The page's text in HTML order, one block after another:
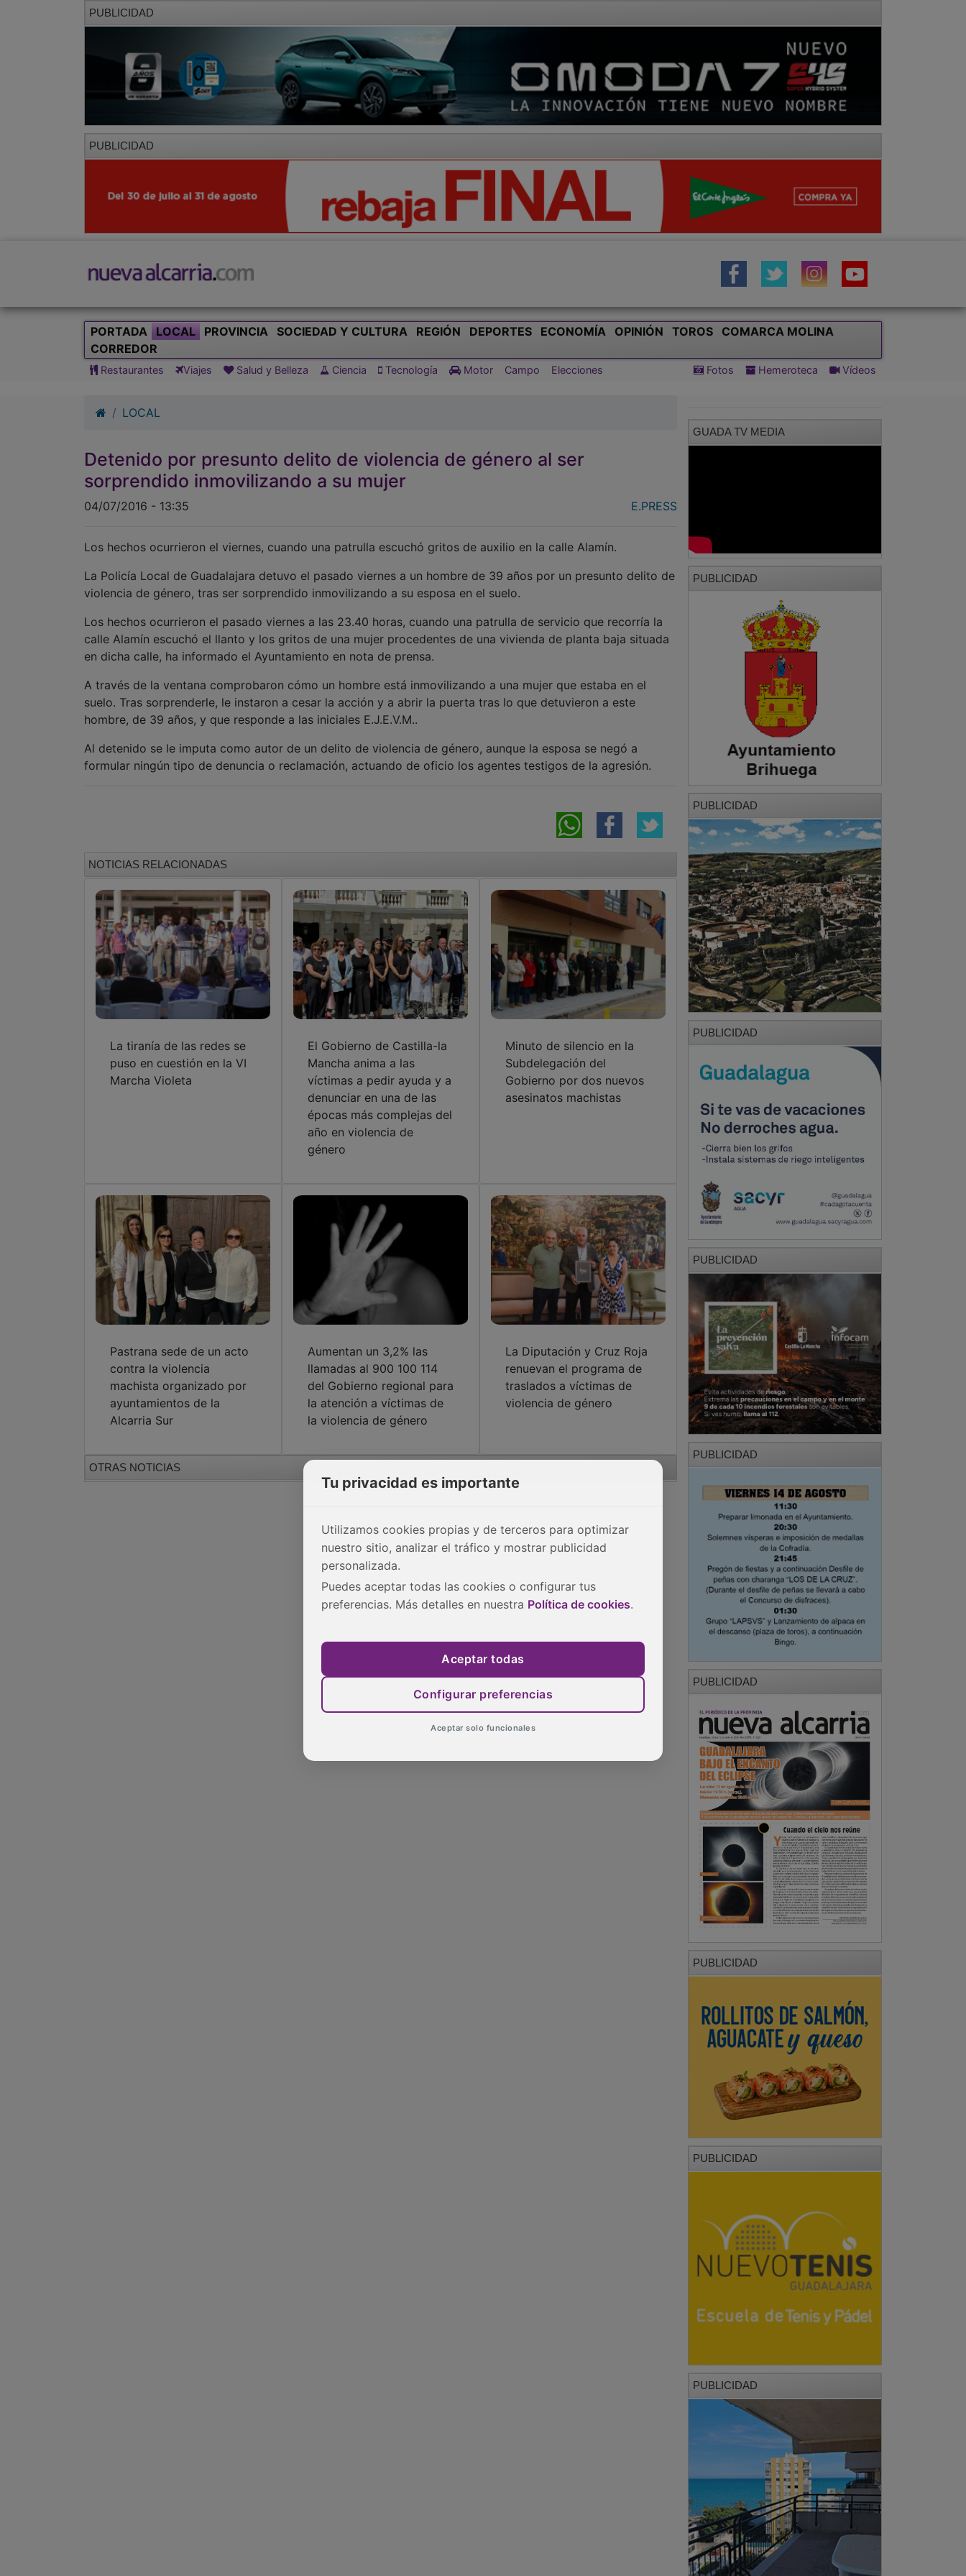
PUBLICIDAD
PUBLICIDAD
PORTADA LOCAL PROVINCIA
COMARCA MOLINA
Restaurantes Viajes Salud y Belleza Ciencia Tecnología Motor Campo Elecciones Fotos Hemeroteca Vídeos
LOCAL
Detenido por presunto delito de violencia de género al ser
sorprendido inmovilizando a su mujer
04/07/2016 - 13:35
Los hechos ocurrieron el viernes, cuando una patrulla escuchó gritos de auxilio en la calle Alamín.
calle Alamín escuchó el llanto y los gritos de una mujer procedentes de una vivienda de planta baja situada
en dicha calle, ha informado el Ayuntamiento en nota de prensa.
A través de la ventana comprobaron cómo un hombre está inmovilizando a una mujer que estaba en el
suelo. Tras sorprenderle, le instaron a cesar la acción y a abrir la puerta tras lo que detuvieron a este
hombre, de 39 años, y que responde a las iniciales E.J.E.V.M..
Al detenido se le imputa como autor de un delito de violencia de género, aunque la esposa se negó a
formular ningún tipo de denuncia o reclamación, actuando de oficio los agentes testigos de la agresión.
La tiranía de las redes se
puso en cuestión en la VI
Marcha Violeta
El Gobierno de Castilla-la
Mancha anima a las
víctimas a pedir ayuda y a
denunciar en una de las
épocas más complejas del
año en violencia de
género
Minuto de silencio en la
Subdelegación del
Gobierno por dos nuevos
asesinatos machistas
Pastrana sede de un acto
contra la violencia
machista organizado por
ayuntamientos de la
Alcarria Sur
Aumentan un 3,2% las
llamadas al 900 100 114
del Gobierno regional para
la atención a víctimas de
la violencia de género
La Diputación y Cruz Roja
renuevan el programa de
traslados a víctimas de
violencia de género
OTRAS NOTICIAS
GUADA TV MEDIA
PUBLICIDAD
PUBLICIDAD
PUBLICIDAD
PUBLICIDAD
PUBLICIDAD
PUBLICIDAD
PUBLICIDAD
PUBLICIDAD
Tu privacidad es importante
Utilizamos cookies propias y de terceros para optimizar
nuestro sitio, analizar el tráfico y mostrar publicidad
personalizada.
Puedes aceptar todas las cookies o configurar tus
preferencias. Más detalles en nuestra Política de cookies.
Aceptar todas
Configurar preferencias
Aceptar solo funcionales